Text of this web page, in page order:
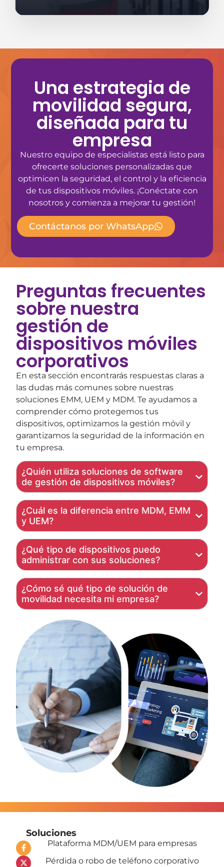
Una estrategia de
movilidad segura,
diseñada para tu
empresa
Nuestro equipo de especialistas está listo para
ofrecerte soluciones personalizadas que
optimicen la seguridad, el control y la eficiencia
de tus dispositivos móviles. ¡Conéctate con
nosotros y comienza a mejorar tu gestión!
Contáctanos por WhatsApp
Preguntas frecuentes
sobre nuestra
gestión de
dispositivos móviles
corporativos
En esta sección encontrarás respuestas claras a
las dudas más comunes sobre nuestras
soluciones EMM, UEM y MDM. Te ayudamos a
comprender cómo protegemos tus
dispositivos, optimizamos la gestión móvil y
garantizamos la seguridad de la información en
tu empresa.
¿Quién utiliza soluciones de software
de gestión de dispositivos móviles?
¿Cuál es la diferencia entre MDM, EMM
y UEM?
¿Qué tipo de dispositivos puedo
administrar con sus soluciones?
¿Cómo sé qué tipo de solución de
movilidad necesita mi empresa?
Soluciones
Plataforma MDM/UEM para empresas
Pérdida o robo de teléfono corporativo